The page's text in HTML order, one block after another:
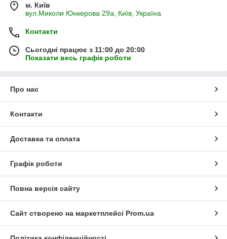
м. Київ
вул.Миколи Юнкерова 29а, Київ, Україна
Контакти
Сьогодні працює з 11:00 до 20:00
Показати весь графік роботи
Про нас
Контакти
Доставка та оплата
Графік роботи
Повна версія сайту
Сайт створено на маркетплейсі Prom.ua